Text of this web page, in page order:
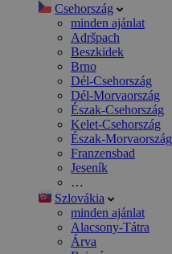
Csehország
minden ajánlat
Adršpach
Beszkidek
Brno
Dél-Csehország
Dél-Morvaország
Észak-Csehország
Kelet-Csehország
Észak-Morvaország
Franzensbad
Jeseník
…
Szlovákia
minden ajánlat
Alacsony-Tátra
Árva